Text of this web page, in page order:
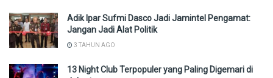
Adik Ipar Sufmi Dasco Jadi Jamintel Pengamat:
Jangan Jadi Alat Politik
3 TAHUN AGO
13 Night Club Terpopuler yang Paling Digemari di